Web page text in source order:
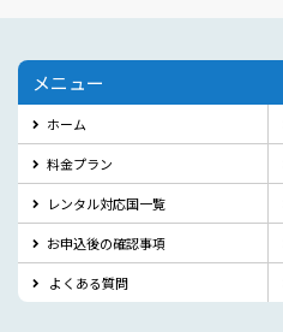
メニュー
ホーム
料金プラン
レンタル対応国一覧
お申込後の確認事項
よくある質問